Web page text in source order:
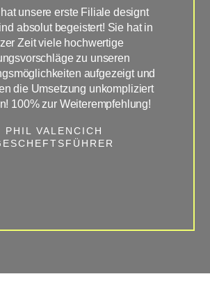
unsere erste Filiale designt
absolut begeistert! Sie hat in
Zeit viele hochwertige
zu unseren
aufgezeigt und
die Umsetzung unkompliziert
100% zur Weiterempfehlung!
PHIL VALENCICH